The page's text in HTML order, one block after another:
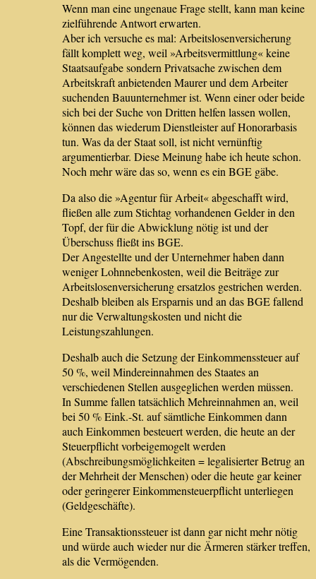
Wenn man eine ungenaue Frage stellt, kann man keine
zielführende Antwort erwarten.
Aber ich versuche es mal: Arbeitslosenversicherung
fällt komplett weg, weil »Arbeitsvermittlung« keine
Staatsaufgabe sondern Privatsache zwischen dem
Arbeitskraft anbietenden Maurer und dem Arbeiter
suchenden Bauunternehmer ist. Wenn einer oder beide
sich bei der Suche von Dritten helfen lassen wollen,
können das wiederum Dienstleister auf Honorarbasis
tun. Was da der Staat soll, ist nicht vernünftig
argumentierbar. Diese Meinung habe ich heute schon.
Noch mehr wäre das so, wenn es ein BGE gäbe.
Da also die »Agentur für Arbeit« abgeschafft wird,
fließen alle zum Stichtag vorhandenen Gelder in den
Topf, der für die Abwicklung nötig ist und der
Überschuss fließt ins BGE.
Der Angestellte und der Unternehmer haben dann
weniger Lohnnebenkosten, weil die Beiträge zur
Arbeitslosenversicherung ersatzlos gestrichen werden.
Deshalb bleiben als Ersparnis und an das BGE fallend
nur die Verwaltungskosten und nicht die
Leistungszahlungen.
Deshalb auch die Setzung der Einkommenssteuer auf
50 %, weil Mindereinnahmen des Staates an
verschiedenen Stellen ausgeglichen werden müssen.
In Summe fallen tatsächlich Mehreinnahmen an, weil
bei 50 % Eink.-St. auf sämtliche Einkommen dann
auch Einkommen besteuert werden, die heute an der
Steuerpflicht vorbeigemogelt werden
(Abschreibungsmöglichkeiten = legalisierter Betrug an
der Mehrheit der Menschen) oder die heute gar keiner
oder geringerer Einkommensteuerpflicht unterliegen
(Geldgeschäfte).
Eine Transaktionssteuer ist dann gar nicht mehr nötig
und würde auch wieder nur die Ärmeren stärker treffen,
als die Vermögenden.